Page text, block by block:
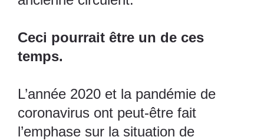
Ceci pourrait être un de ces
temps.
L’année 2020 et la pandémie de
coronavirus ont peut-être fait
l’emphase sur la situation de